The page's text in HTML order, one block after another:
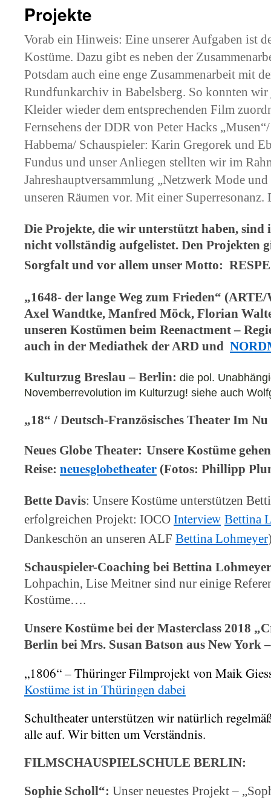
Projekte
Vorab ein Hinweis: Eine unserer Aufgaben ist
Kostüme. Dazu gibt es neben der
Potsdam auch eine enge Zusammenarbeit mit
Rundfunkarchiv in Babelsberg. So konnten wir
Kleider wieder dem entsprechenden Film
Fernsehens der DDR von Peter Hacks
Habbema/ Schauspieler: Karin Gregorek und
Fundus und unser Anliegen stellten wir im
Jahreshauptversammlung „Netzwerk Mode
unseren Räumen vor. Mit einer Superresonanz.
Die Projekte, die wir unterstützt haben, sind
nicht vollständig aufgelistet. Den Projekten
Sorgfalt und vor allem unser Motto:
„1648- der lange Weg zum Frieden“
Axel Wandtke, Manfred Möck, Florian
unseren Kostümen beim Reenactment –
auch in der Mediathek der ARD und
Kulturzug Breslau – Berlin: die pol.
Novemberrevolution im Kulturzug! siehe auch
„18“ / Deutsch-Französisches Theater Im
Neues Globe Theater: Unsere Kostüme
Reise: neuesglobetheater (Fotos: Phillipp
Bette Davis: Unsere Kostüme unterstützen
erfolgreichen Projekt: IOCO Interview Bettina
Dankeschön an unseren ALF Bettina Lohmeyer
Schauspieler-Coaching bei Bettina
Lohpachin, Lise Meitner sind nur einige
Kostüme….
Unsere Kostüme bei der Masterclass 2018
Berlin bei Mrs. Susan Batson aus New York
„1806“ – Thüringer Filmprojekt von Maik
Kostüme ist in Thüringen dabei
Schultheater unterstützen wir natürlich
alle auf. Wir bitten um Verständnis.
FILMSCHAUSPIELSCHULE BERLIN:
Sophie Scholl“: Unser neuestes Projekt –